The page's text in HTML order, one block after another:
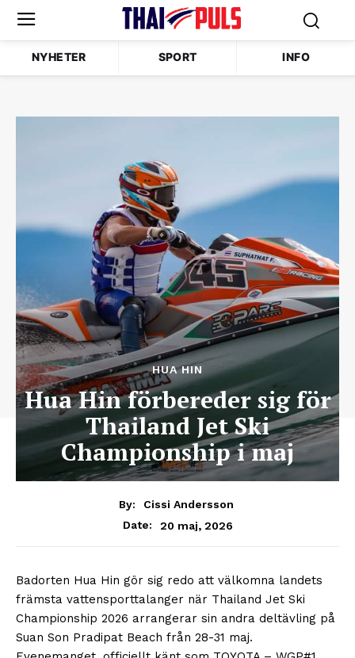
NYHETER SPORT INFO
HUA HIN
Hua Hin förbereder sig för
Thailand Jet Ski
Championship i maj
By:
Cissi Andersson
Date:
20 maj, 2026
Badorten Hua Hin gör sig redo att välkomna landets
främsta vattensporttalanger när Thailand Jet Ski
Championship 2026 arrangerar sin andra deltävling på
Suan Son Pradipat Beach från 28-31 maj.